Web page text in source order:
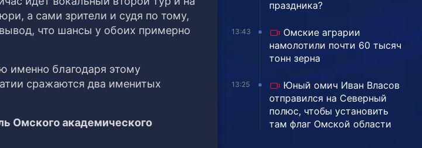
а сами зрители и судя по тому,
что шансы у обоих примерно
именно благодаря этому
сражаются два именитых
Омского академического
праздника?
13:43
Омские аграрии
намолотили почти 60 тысяч
тонн зерна
13:25
Юный омич Иван Власов
отправился на Северный
полюс, чтобы установить
там флаг Омской области